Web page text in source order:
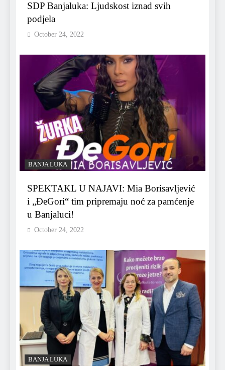
SDP Banjaluka: Ljudskost iznad svih
podjela
October 24, 2022
BANJA LUKA
SPEKTAKL U NAJAVI: Mia Borisavljević
i „ĐeGori“ tim pripremaju noć za pamćenje
u Banjaluci!
October 24, 2022
BANJA LUKA